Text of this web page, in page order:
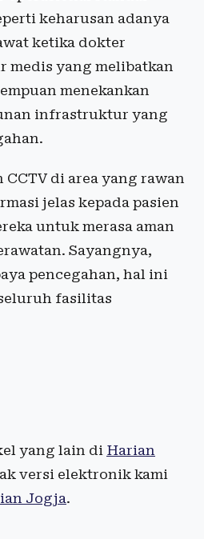
keharusan adanya
ketika dokter
medis yang melibatkan
menekankan
infrastruktur yang
CCTV di area yang rawan
jelas kepada pasien
untuk merasa aman
Sayangnya,
pencegahan, hal ini
fasilitas
yang lain di Harian
versi elektronik kami
Jogja.